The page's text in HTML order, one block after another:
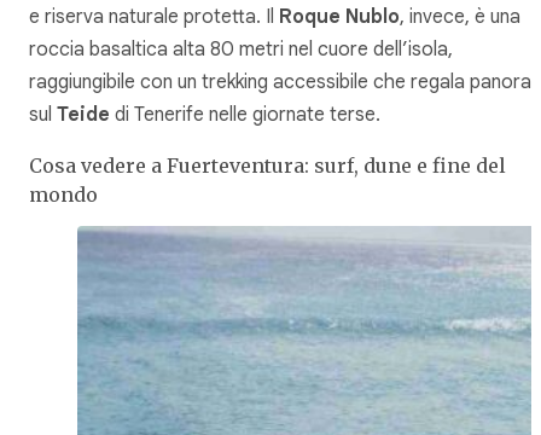
e riserva naturale protetta. Il Roque Nublo, invece, è una
roccia basaltica alta 80 metri nel cuore dell’isola,
raggiungibile con un trekking accessibile che regala
sul Teide di Tenerife nelle giornate terse.
Cosa vedere a Fuerteventura: surf, dune e fine del
mondo